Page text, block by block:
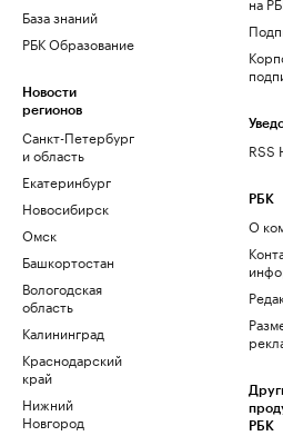
База знаний
РБК Образование
Новости
регионов
Санкт-Петербург
и область
Екатеринбург
Новосибирск
Омск
Башкортостан
Вологодская
область
Калининград
Краснодарский
край
Нижний
Новгород
RSS
РБК
О
РБК